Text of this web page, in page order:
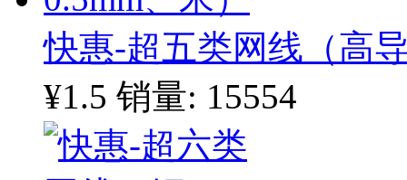
快惠-超五类网线（高
¥1.5 销量: 15554